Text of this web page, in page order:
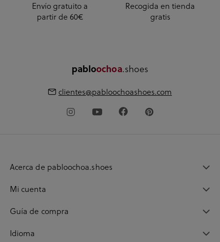
Envío gratuito a
partir de 60€
Recogida en tienda
gratis
pabloochoa.shoes
clientes@pabloochoashoes.com
Acerca de pabloochoa.shoes
Mi cuenta
Guía de compra
Idioma